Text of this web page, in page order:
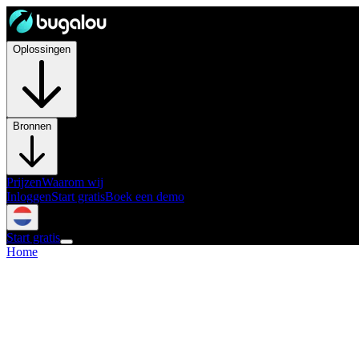
Oplossingen
Bronnen
PrijzenWaarom wij
InloggenStart gratisBoek een demo
Start gratis
Home